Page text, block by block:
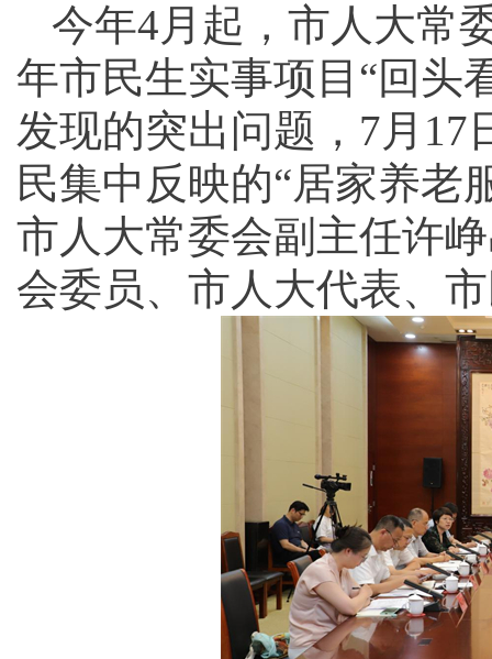
今年4月起，市人大常
年市民生实事项目“回头
发现的突出问题，7月17
民集中反映的“居家养老
市人大常委会副主任许
会委员、市人大代表、